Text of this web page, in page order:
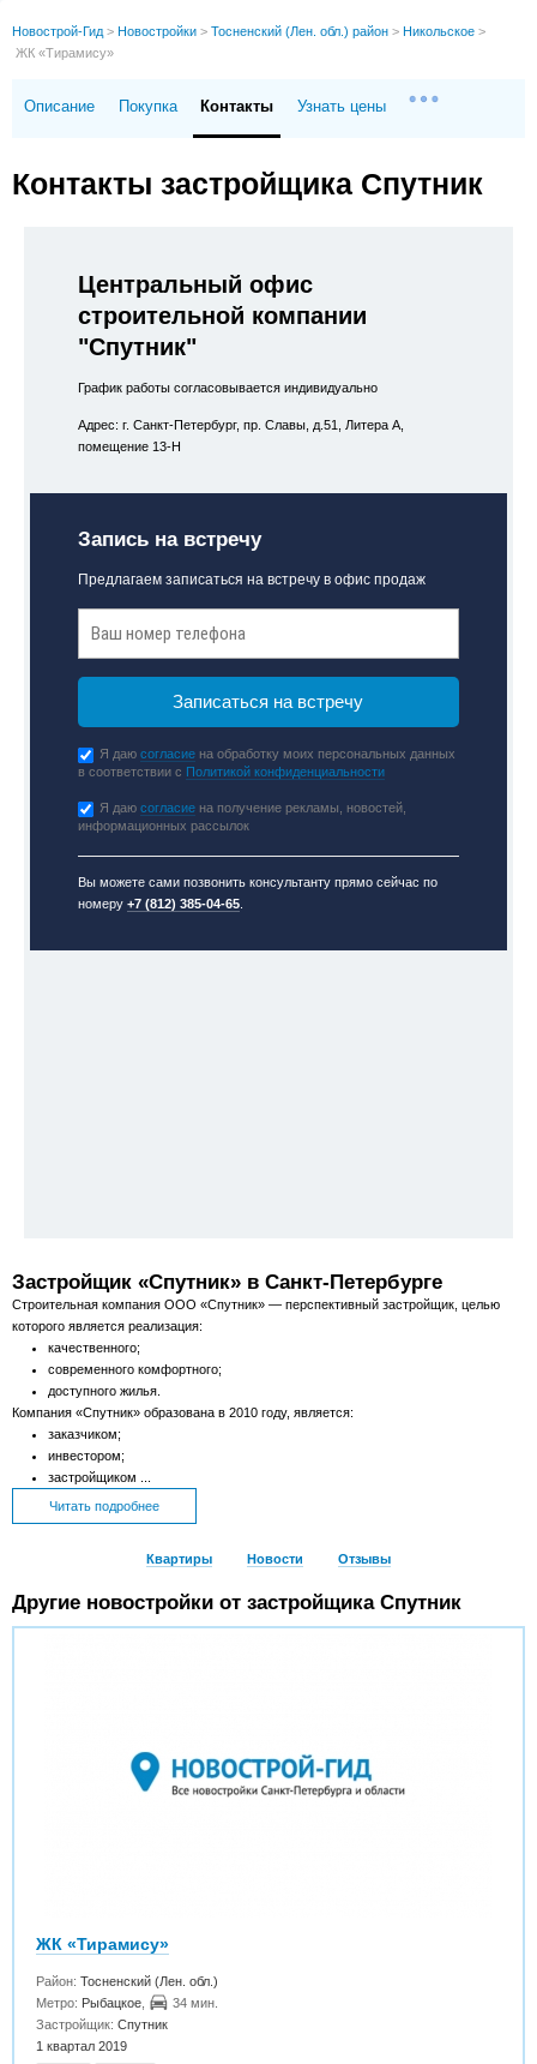
Новострой-Гид > Новостройки > Тосненский (Лен. обл.) район > Никольское >
ЖК «Тирамису»
Описание Покупка Контакты Узнать цены
Контакты застройщика Спутник
Центральный офис
строительной компании
"Спутник"
График работы согласовывается индивидуально
Адрес: г. Санкт-Петербург, пр. Славы, д.51, Литера А,
помещение 13-Н
Запись на встречу
Предлагаем записаться на встречу в офис продаж
Я даюсогласие на обработку моих персональных данных
в соответствии с Политикой конфиденциальности
Я даюсогласие на получение рекламы, новостей,
информационных рассылок
Вы можете сами позвонить консультанту прямо сейчас по
номеру+7 (812) 385-04-65
Застройщик «Спутник» в Санкт-Петербурге
Строительная компания ООО «Спутник» — перспективный застройщик, целью
которого является реализация:
качественного;
современного комфортного;
доступного жилья.
Компания «Спутник» образована в 2010 году, является:
заказчиком;
инвестором;
застройщиком ...
Читать подробнее
Квартиры Новости Отзывы
Другие новостройки от застройщика Спутник
ЖК «Тирамису»
Район:Тосненский (Лен. обл.)
Метро: Рыбацкое
34 мин.
Застройщик:Спутник
1 квартал 2019